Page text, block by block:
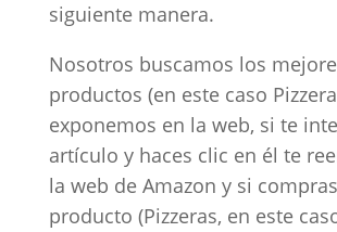
siguiente manera.
Nosotros buscamos los
productos (en este caso
exponemos en la web, si te
artículo y haces clic en él te
la web de Amazon y si
producto (Pizzeras, en este